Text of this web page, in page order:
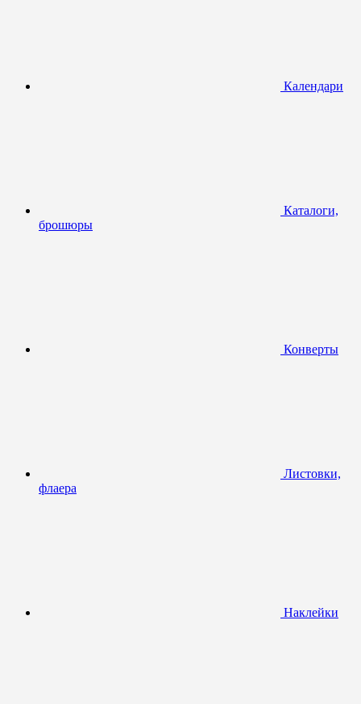
Календари
Каталоги,
брошюры
Конверты
Листовки,
флаера
Наклейки